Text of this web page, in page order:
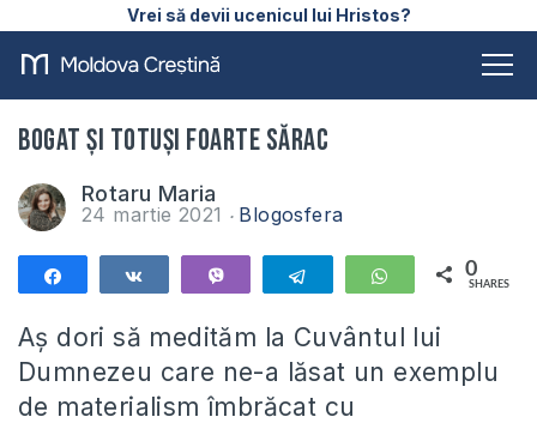
Vrei să devii ucenicul lui Hristos?
Bogat și totuși foarte sărac
Rotaru Maria
24 martie 2021 Blogosfera
Telegram WhatsApp
0
SHARES
Aș dori să medităm la Cuvântul lui
Dumnezeu care ne-a lăsat un exemplu
de materialism îmbrăcat cu